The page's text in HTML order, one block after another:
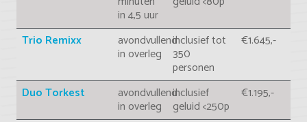
in 4,5 uur
Trio Remixx avondvullend
in overleg
inclusief tot
350
personen
€1.645,-
Duo Torkest avondvullend
in overleg
inclusief
geluid <250p
€1.195,-